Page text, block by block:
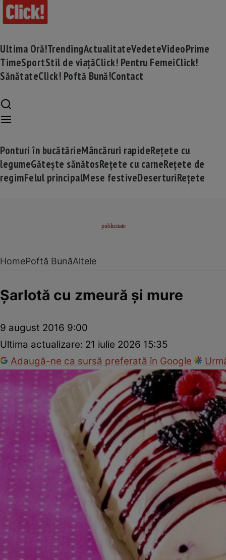
Ultima Oră!TrendingActualitateVedeteVideoPrime
TimeSportStil de viațăClick! Pentru FemeiClick!
SănătateClick! Poftă Bună!Contact
Ponturi în bucătărieMâncăruri rapideRețete cu
legumeGătește sănătosRețete cu carneRețete de
regimFelul principalMese festiveDeserturiRețete
HomePoftă BunăAltele
Şarlotă cu zmeură şi mure
9 august 2016 9:00
Ultima actualizare: 21 iulie 2026 15:35
Adaugă-ne ca sursă preferată în Google